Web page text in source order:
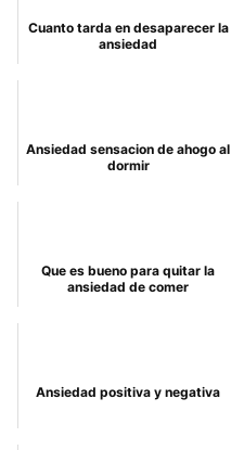
Cuanto tarda en desaparecer la
ansiedad
Ansiedad sensacion de ahogo al
dormir
Que es bueno para quitar la
ansiedad de comer
Ansiedad positiva y negativa